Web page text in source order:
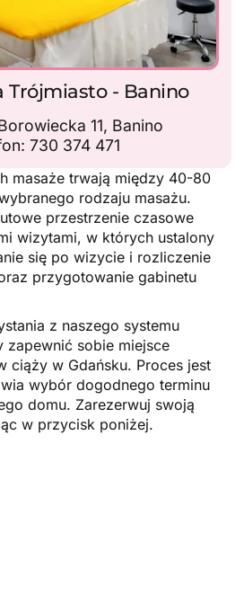
Trójmiasto - Banino
11, Banino
730 374 471
masaże trwają między 40-80
rodzaju masażu.
przestrzenie czasowe
wizytami, w których ustalony
się po wizycie i rozliczenie
przygotowanie gabinetu
z naszego systemu
zapewnić sobie miejsce
ciąży w Gdańsku. Proces jest
wybór dogodnego terminu
domu. Zarezerwuj swoją
w przycisk poniżej.